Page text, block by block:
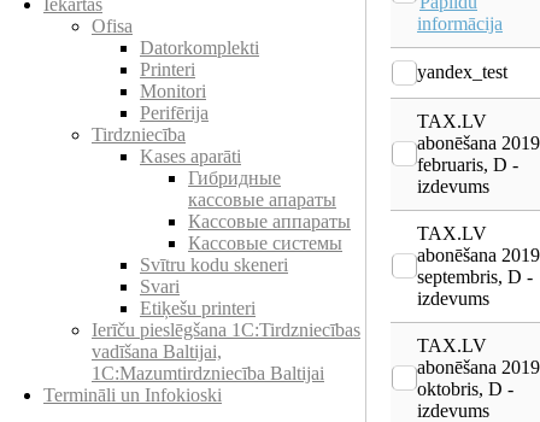
Iekārtas
Ofisa
Datorkomplekti
Printeri
Monitori
Perifērija
Tirdzniecība
Kases aparāti
Гибридные
кассовые апараты
Кассовые аппараты
Кассовые системы
Svītru kodu skeneri
Svari
Etiķešu printeri
Ierīču pieslēgšana 1C:Tirdzniecības
vadīšana Baltijai,
1C:Mazumtirdzniecība Baltijai
Termināli un Infokioski
informācija
yandex_test
TAX.LV
abonēšana
februaris, D -
izdevums
TAX.LV
abonēšana
septembris, D -
izdevums
TAX.LV
abonēšana
oktobris, D -
izdevums